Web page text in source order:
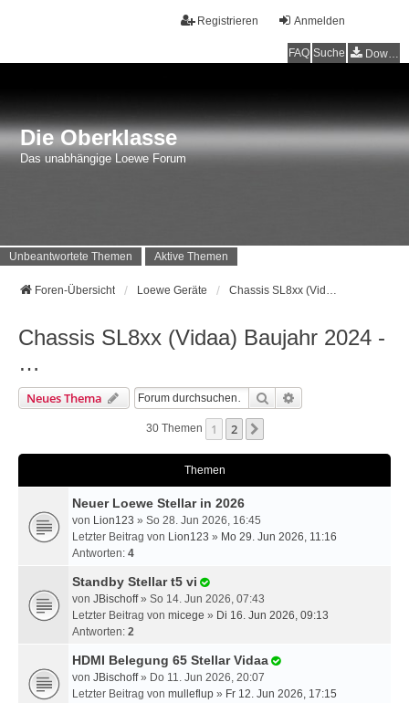
Anmelden
Registrieren
FAQ Suche Downloads
Die Oberklasse
Das unabhängige Loewe Forum
Unbeantwortete Themen Aktive Themen
Foren-Übersicht Loewe Geräte Chassis SL8xx (Vidaa) Baujahr 2024 - …
Chassis SL8xx (Vidaa) Baujahr 2024 -
…
Neues Thema Suche
30 Themen 1 2
Themen
Neuer Loewe Stellar in 2026
von Lion123 » So 28. Jun 2026, 16:45
Letzter Beitrag von Lion123 » Mo 29. Jun 2026, 11:16
Antworten: 4
Standby Stellar t5 vi
von JBischoff» So 14. Jun 2026, 07:43
Letzter Beitrag von micege » Di 16. Jun 2026, 09:13
Antworten: 2
HDMI Belegung 65 Stellar Vidaa
von JBischoff» Do 11. Jun 2026, 20:07
Letzter Beitrag von mulleflup » Fr 12. Jun 2026, 17:15